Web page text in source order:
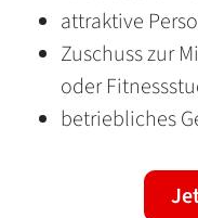
attraktive
Zuschuss zur
oder
betriebliches